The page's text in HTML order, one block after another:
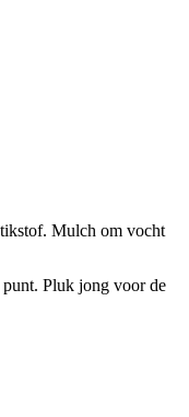
Mulch om vocht
Pluk jong voor de